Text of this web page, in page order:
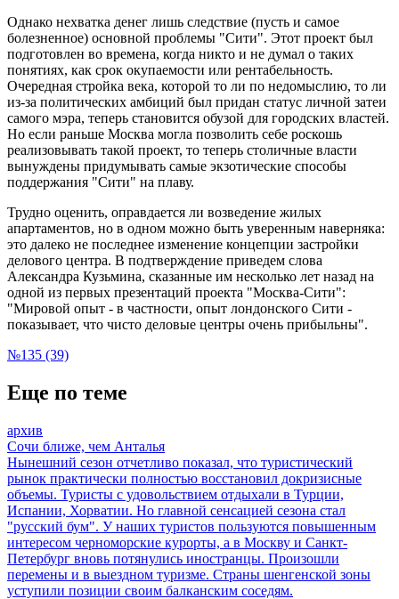
Однако нехватка денег лишь следствие (пусть и самое
болезненное) основной проблемы "Сити". Этот проект был
подготовлен во времена, когда никто и не думал о таких
понятиях, как срок окупаемости или рентабельность.
Очередная стройка века, которой то ли по недомыслию, то ли
из-за политических амбиций был придан статус личной затеи
самого мэра, теперь становится обузой для городских властей.
Но если раньше Москва могла позволить себе роскошь
реализовывать такой проект, то теперь столичные власти
вынуждены придумывать самые экзотические способы
поддержания "Сити" на плаву.
Трудно оценить, оправдается ли возведение жилых
апартаментов, но в одном можно быть уверенным наверняка:
это далеко не последнее изменение концепции застройки
делового центра. В подтверждение приведем слова
Александра Кузьмина, сказанные им несколько лет назад на
одной из первых презентаций проекта "Москва-Сити":
"Мировой опыт - в частности, опыт лондонского Сити -
показывает, что чисто деловые центры очень прибыльны".
№135 (39)
Еще по теме
архив
Сочи ближе, чем Анталья
Нынешний сезон отчетливо показал, что туристический
рынок практически полностью восстановил докризисные
объемы. Туристы с удовольствием отдыхали в Турции,
Испании, Хорватии. Но главной сенсацией сезона стал
"русский бум". У наших туристов пользуются повышенным
интересом черноморские курорты, а в Москву и Санкт-
Петербург вновь потянулись иностранцы. Произошли
перемены и в выездном туризме. Страны шенгенской зоны
уступили позиции своим балканским соседям.